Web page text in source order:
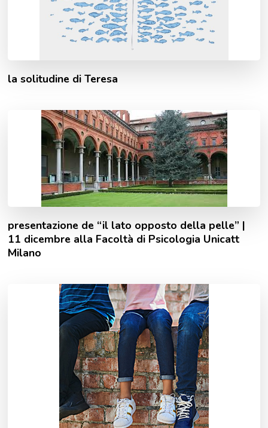
la solitudine di Teresa
presentazione de “il lato opposto della pelle” |
11 dicembre alla Facoltà di Psicologia Unicatt
Milano